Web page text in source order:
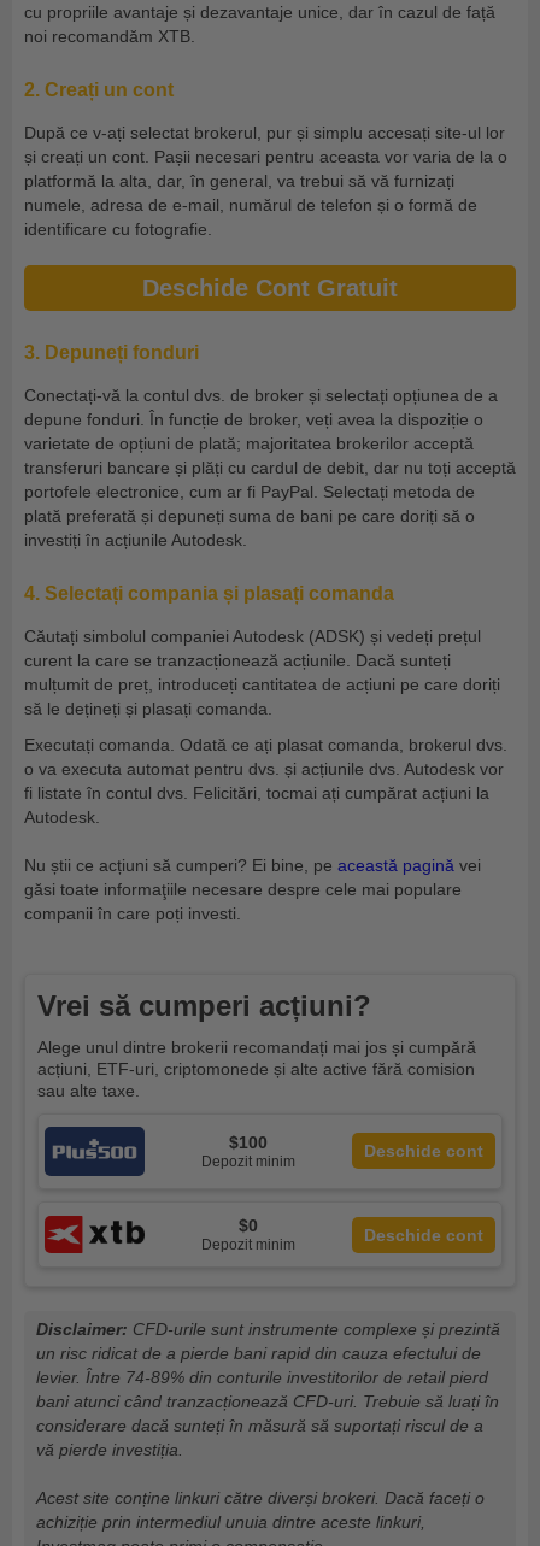
cu propriile avantaje și dezavantaje unice, dar în cazul de față
noi recomandăm XTB.
2. Creați un cont
După ce v-ați selectat brokerul, pur și simplu accesați site-ul lor
și creați un cont. Pașii necesari pentru aceasta vor varia de la o
platformă la alta, dar, în general, va trebui să vă furnizați
numele, adresa de e-mail, numărul de telefon și o formă de
identificare cu fotografie.
Deschide Cont Gratuit
3. Depuneți fonduri
Conectați-vă la contul dvs. de broker și selectați opțiunea de a
depune fonduri. În funcție de broker, veți avea la dispoziție o
varietate de opțiuni de plată; majoritatea brokerilor acceptă
transferuri bancare și plăți cu cardul de debit, dar nu toți acceptă
portofele electronice, cum ar fi PayPal. Selectați metoda de
plată preferată și depuneți suma de bani pe care doriți să o
investiți în acțiunile Autodesk.
4. Selectați compania și plasați comanda
Căutați simbolul companiei Autodesk (ADSK) și vedeți prețul
curent la care se tranzacționează acțiunile. Dacă sunteți
mulțumit de preț, introduceți cantitatea de acțiuni pe care doriți
să le dețineți și plasați comanda.
Executați comanda. Odată ce ați plasat comanda, brokerul dvs.
o va executa automat pentru dvs. și acțiunile dvs. Autodesk vor
fi listate în contul dvs. Felicitări, tocmai ați cumpărat acțiuni la
Autodesk.
Nu știi ce acțiuni să cumperi? Ei bine, pe această pagină vei
găsi toate informaţiile necesare despre cele mai populare
companii în care poți investi.
Vrei să cumperi acțiuni?
Alege unul dintre brokerii recomandați mai jos și cumpără
acțiuni, ETF-uri, criptomonede și alte active fără comision
sau alte taxe.
$100
Depozit minim
Deschide cont
$0
Depozit minim
Deschide cont
Disclaimer: CFD-urile sunt instrumente complexe și prezintă
un risc ridicat de a pierde bani rapid din cauza efectului de
levier. Între 74-89% din conturile investitorilor de retail pierd
bani atunci când tranzacționează CFD-uri. Trebuie să luați în
considerare dacă sunteți în măsură să suportați riscul de a
vă pierde investiția.
Acest site conține linkuri către diverși brokeri. Dacă faceți o
achiziție prin intermediul unuia dintre aceste linkuri,